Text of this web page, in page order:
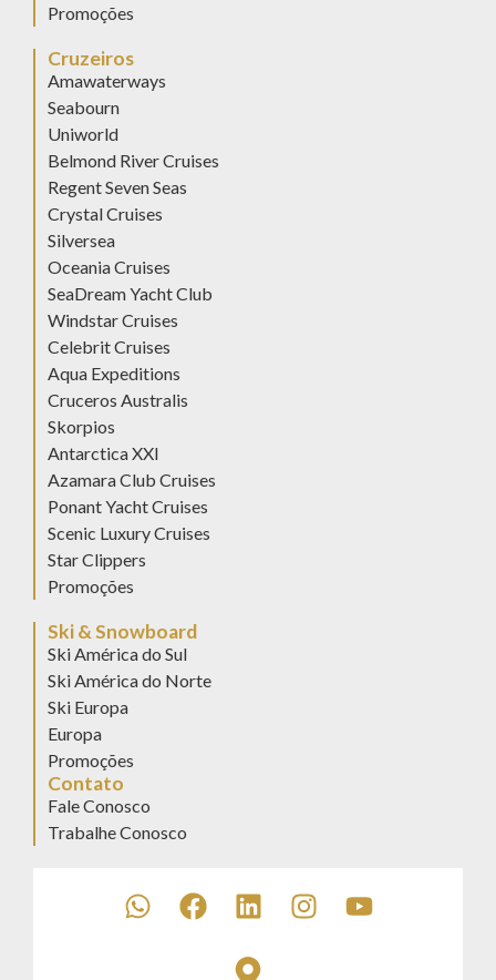
Promoções
Cruzeiros
Amawaterways
Seabourn
Uniworld
Belmond River Cruises
Regent Seven Seas
Crystal Cruises
Silversea
Oceania Cruises
SeaDream Yacht Club
Windstar Cruises
Celebrit Cruises
Aqua Expeditions
Cruceros Australis
Skorpios
Antarctica XXI
Azamara Club Cruises
Ponant Yacht Cruises
Scenic Luxury Cruises
Star Clippers
Promoções
Ski & Snowboard
Ski América do Sul
Ski América do Norte
Ski Europa
Europa
Promoções
Contato
Fale Conosco
Trabalhe Conosco